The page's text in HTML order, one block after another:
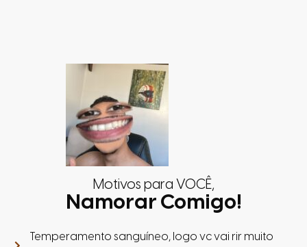
Motivos para VOCÊ,
Namorar Comigo!
Temperamento sanguíneo, logo vc vai rir muito